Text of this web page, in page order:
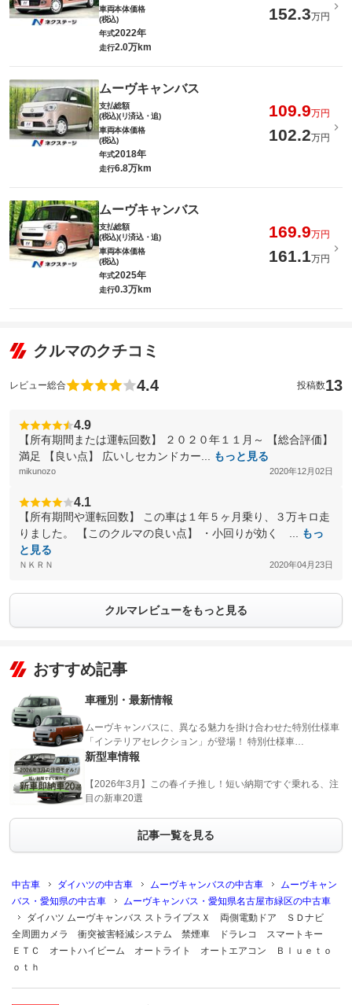
車両本体価格
(税込)
152.3万円
年式2022年
走行2.0万km
ムーヴキャンバス
支払総額
(税込)(リ済込・追)
109.9万円
車両本体価格
(税込)
102.2万円
年式2018年
走行6.8万km
ムーヴキャンバス
支払総額
(税込)(リ済込・追)
169.9万円
車両本体価格
(税込)
161.1万円
年式2025年
走行0.3万km
クルマのクチコミ
レビュー総合 4.4 投稿数13
4.9
【所有期間または運転回数】 ２０２０年１１月～ 【総合評価】
満足 【良い点】 広いしセカンドカー...
もっと見る
mikunozo 2020年12月02日
4.1
【所有期間や運転回数】 この車は１年５ヶ月乗り、３万キロ走
りました。 【このクルマの良い点】 ・小回りが効く ...
もっ
と見る
ＮＫＲＮ 2020年04月23日
クルマレビューをもっと見る
おすすめ記事
車種別・最新情報
ムーヴキャンバスに、異なる魅力を掛け合わせた特別仕様車
「インテリアセレクション」が登場！ 特別仕様車…
新型車情報
【2026年3月】この春イチ推し！短い納期ですぐ乗れる、注
目の新車20選
記事一覧を見る
中古車 ダイハツの中古車 ムーヴキャンバスの中古車
ムーヴキャン
バス・愛知県の中古車
ムーヴキャンバス・愛知県名古屋市緑区の中古車
ダイハツ ムーヴキャンバス ストライプスＸ 両側電動ドア ＳＤナビ
全周囲カメラ 衝突被害軽減システム 禁煙車 ドラレコ スマートキー
ＥＴＣ オートハイビーム オートライト オートエアコン Ｂｌｕｅｔｏ
ｏｔｈ